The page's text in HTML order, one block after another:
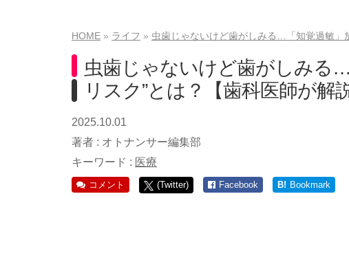
HOME ライフ 虫歯じゃないけど歯がしみる…「知覚過敏」
虫歯じゃないけど歯がしみる
リスク”とは？【歯科医師が解説
2025.10.01
著者 : オトナンサー編集部
キーワード : 医療
コメント (Twitter) Facebook B! Bookmark